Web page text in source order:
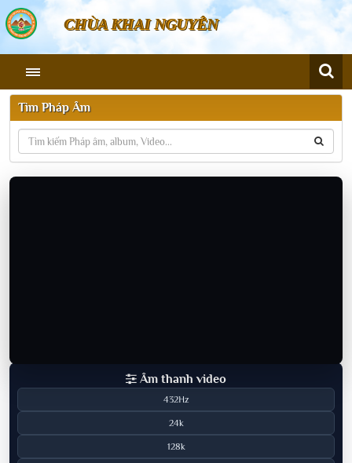
CHÙA KHAI NGUYÊN
Tìm Pháp Âm
Âm thanh video
432Hz
24k
128k